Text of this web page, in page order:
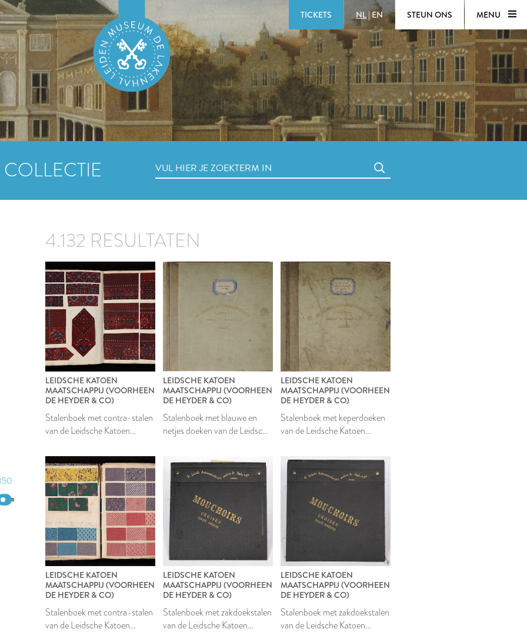
TICKETS NL| EN STEUN ONS MENU
4.132 RESULTATEN
LEIDSCHE KATOEN
MAATSCHAPPIJ (VOORHEEN
DE HEYDER & CO)
Stalenboek met contra-stalen
van de Leidsche Katoen
LEIDSCHE KATOEN
MAATSCHAPPIJ (VOORHEEN
DE HEYDER & CO)
Stalenboek met blauwe en
netjes doeken van de Leidsche
LEIDSCHE KATOEN
MAATSCHAPPIJ (VOORHEEN
DE HEYDER & CO)
Stalenboek met keperdoeken
van de Leidsche Katoen
LEIDSCHE KATOEN
MAATSCHAPPIJ (VOORHEEN
DE HEYDER & CO)
Stalenboek met contra-stalen
van de Leidsche Katoen
LEIDSCHE KATOEN
MAATSCHAPPIJ (VOORHEEN
DE HEYDER & CO)
Stalenboek met zakdoekstalen
van de Leidsche Katoen
LEIDSCHE KATOEN
MAATSCHAPPIJ (VOORHEEN
DE HEYDER & CO)
Stalenboek met zakdoekstalen
van de Leidsche Katoen